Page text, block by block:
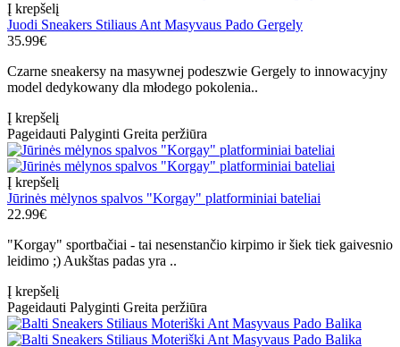
Į krepšelį
Juodi Sneakers Stiliaus Ant Masyvaus Pado Gergely
35.99€
Czarne sneakersy na masywnej podeszwie Gergely to innowacyjny
model dedykowany dla młodego pokolenia..
Į krepšelį
Pageidauti Palyginti Greita peržiūra
Į krepšelį
Jūrinės mėlynos spalvos "Korgay" platforminiai bateliai
22.99€
"Korgay" sportbačiai - tai nesenstančio kirpimo ir šiek tiek gaivesnio
leidimo ;) Aukštas padas yra ..
Į krepšelį
Pageidauti Palyginti Greita peržiūra